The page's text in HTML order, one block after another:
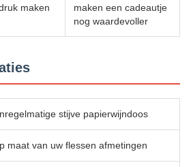
maken
maken een cadeautje
nog waardevoller
stijve papierwijndoos
maat van uw flessen afmetingen